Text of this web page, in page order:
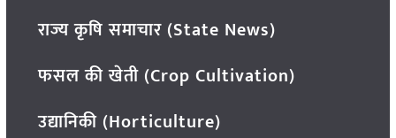
राज्य कृषि समाचार (State News)
फसल की खेती (Crop Cultivation)
उद्यानिकी (Horticulture)